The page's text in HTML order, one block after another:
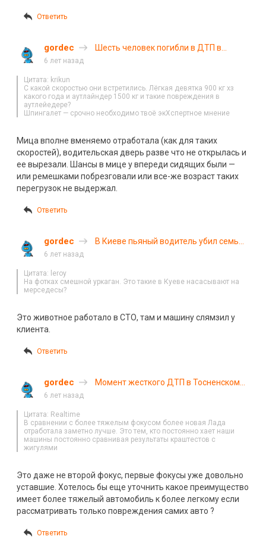
Ответить
gordec
Шесть человек погибли в ДТП в
6 лет назад
Цитата: krikun
С какой скоростью они встретились. Лёгкая девятка 900 кг хз
какого года и аутлайндер 1500 кг и такие повреждения в
аутлейедере?
Шпингалет — срочно необходимо твоё экХспертное мнение
Мица вполне вменяемо отработала (как для таких
скоростей), водительская дверь разве что не открылась и
ее вырезали. Шансы в мице у впереди сидящих были —
или ремешками побрезговали или все-же возраст таких
перегрузок не выдержал.
Ответить
gordec
В Киеве пьяный водитель убил семью
6 лет назад
Цитата: leroy
На фотках смешной уркаган. Это такие в Кyеве насасывают на
мерседесы?
Это животное работало в СТО, там и машину слямзил у
клиента.
Ответить
gordec
Момент жесткого ДТП в Тосненском
6 лет назад
Цитата: Realtime
В сравнении с более тяжелым фокусом более новая Лада
отработала заметно лучше. Это тем, кто постоянно хает наши
машины постоянно сравнивая результаты краштестов с
жигулями
Это даже не второй фокус, первые фокусы уже довольно
уставшие. Хотелось бы еще уточнить какое преимущество
имеет более тяжелый автомобиль к более легкому если
рассматривать только повреждения самих авто ?
Ответить